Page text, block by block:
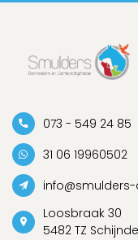
073 - 549 24 85
31 06 19960502
Loosbraak 30
5482 TZ